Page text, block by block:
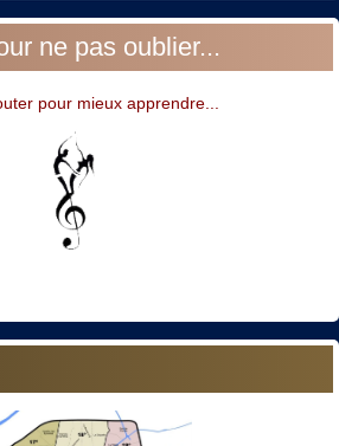
ne pas oublier...
pour mieux apprendre...